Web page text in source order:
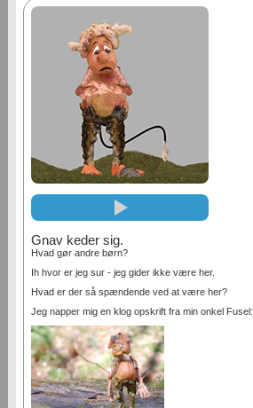
Gnav keder sig.
Hvad gør andre børn?
Ih hvor er jeg sur - jeg gider ikke være her.
Hvad er der så spændende ved at være her?
Jeg napper mig en klog opskrift fra min onkel Fusel: